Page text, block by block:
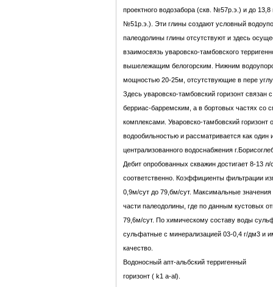
проектного водозабора (скв. №57р.э.) и до
№51р.э.). Эти глины создают условный
палеодолины глины отсутствуют и здесь
взаимосвязь уваровско-тамбовского
вышележащим белогорским. Нижним
мощностью 20-25м, отсутствующие в пере
Здесь уваровско-тамбовский горизонт связан
берриас-барремским, а в бортовых частях со
комплексами. Уваровско-тамбовский горизонт
водообильностью и рассматривается как один
централизованного водоснабжения
Дебит опробованных скважин достигает 8-13
соответственно. Коэффициенты фильтрации
0,9м/сут до 79,бм/сут. Максимальные значения
части палеодолины, где по данным кустовых
79,6м/сут. По химическому составу воды
сульфатные с минерализацией 03-0,4 г/дм3 и
качество.
Водоносный апт-альбский терригенный
горизонт ( k1 a-al).